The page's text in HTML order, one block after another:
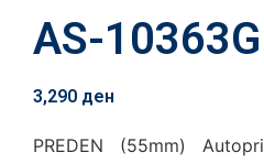
AS-10363G
3,290 ден
PREDEN (55mm)